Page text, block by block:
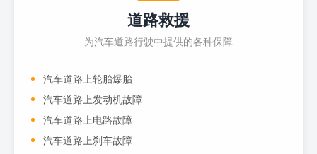
道路救援
为汽车道路行驶中提供的各种保障
汽车道路上轮胎爆胎
汽车道路上发动机故障
汽车道路上电路故障
汽车道路上刹车故障